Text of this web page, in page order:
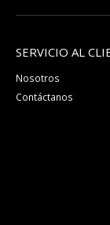
SERVICIO AL
Nosotros
Contáctanos